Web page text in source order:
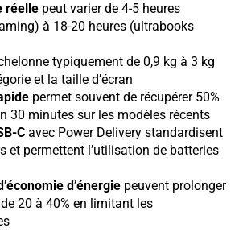
réelle peut varier de 4-5 heures
à 18-20 heures (ultrabooks
typiquement de 0,9 kg à 3 kg
et la taille d’écran
permet souvent de récupérer 50%
30 minutes sur les modèles récents
C avec Power Delivery standardisent
et permettent l’utilisation de batteries
d’énergie peuvent prolonger
20 à 40% en limitant les